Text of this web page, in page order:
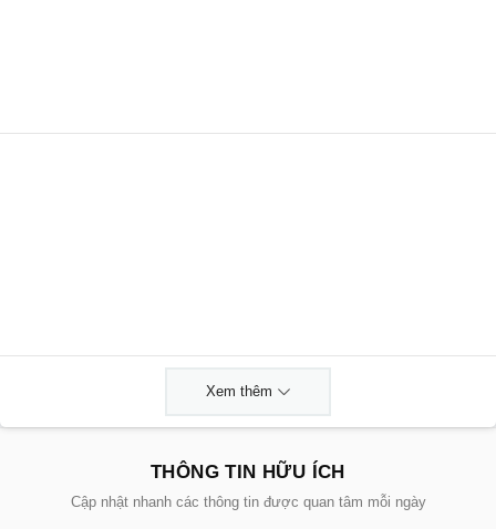
Xem thêm
THÔNG TIN HỮU ÍCH
Cập nhật nhanh các thông tin được quan tâm mỗi ngày